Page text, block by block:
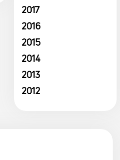
2017
2016
2015
2014
2013
2012